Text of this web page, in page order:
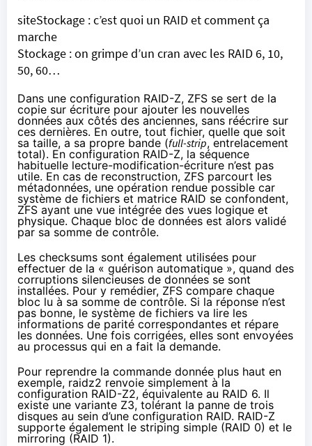
siteStockage : c’est quoi un RAID et comment ça
marche
Stockage : on grimpe d’un cran avec les RAID 6, 10,
50, 60…
Dans une configuration RAID-Z, ZFS se sert de la
copie sur écriture pour ajouter les nouvelles
données aux côtés des anciennes, sans réécrire sur
ces dernières. En outre, tout fichier, quelle que soit
sa taille, a sa propre bande (full-strip, entrelacement
total). En configuration RAID-Z, la séquence
habituelle lecture-modification-écriture n’est pas
utile. En cas de reconstruction, ZFS parcourt les
métadonnées, une opération rendue possible car
système de fichiers et matrice RAID se confondent,
ZFS ayant une vue intégrée des vues logique et
physique. Chaque bloc de données est alors validé
par sa somme de contrôle.
Les checksums sont également utilisées pour
effectuer de la « guérison automatique », quand des
corruptions silencieuses de données se sont
installées. Pour y remédier, ZFS compare chaque
bloc lu à sa somme de contrôle. Si la réponse n’est
pas bonne, le système de fichiers va lire les
informations de parité correspondantes et répare
les données. Une fois corrigées, elles sont envoyées
au processus qui en a fait la demande.
Pour reprendre la commande donnée plus haut en
exemple, raidz2 renvoie simplement à la
configuration RAID-Z2, équivalente au RAID 6. Il
existe une variante Z3, tolérant la panne de trois
disques au sein d’une configuration RAID. RAID-Z
supporte également le striping simple (RAID 0) et le
mirroring (RAID 1).